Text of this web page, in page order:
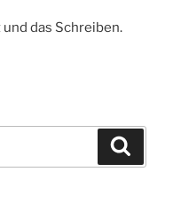
das Schreiben.